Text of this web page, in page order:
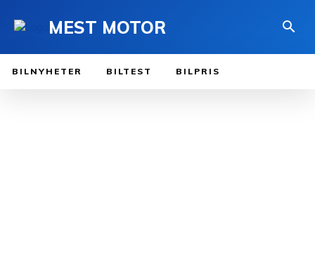
MEST MOTOR
BILNYHETER BILTEST BILPRIS